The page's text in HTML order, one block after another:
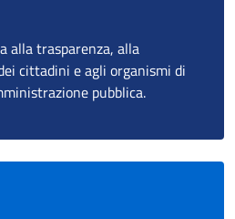
alla trasparenza, alla
cittadini e agli organismi di
pubblica.